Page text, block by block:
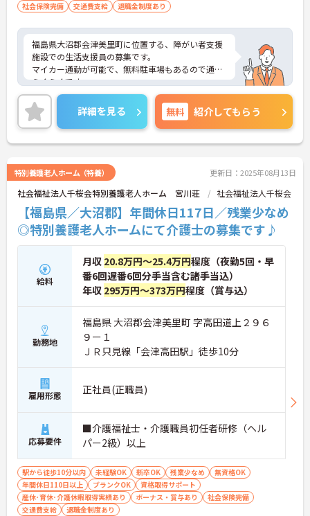
社会保険完備
交通費支給 退職金制度あり
福島県大沼郡会津美里町に位置する、障がい者支援
施設での生活支援員の募集です。
マイカー通勤が可能で、無料駐車場もあるので通勤
らくらくです。
また、資格や経験が不問なので、介護の経験がない
けど介護業界に興味のあるかたにもおすすめです。
ご興味のある方は、面接ポイントをお伝えしますの
でお気軽にご連絡ください。
詳細を見る 無料 紹介してもらう
特別養護老人ホーム（特養） 更新日：2025年08月13日
社会福祉法人千桜会特別養護老人ホーム 宮川荘 社会福祉法人千桜会
【福島県／大沼郡】年間休日117日／残業少なめ
◎特別養護老人ホームにて介護士の募集です♪
給料
月収 20.8万円～25.4万円程度（夜勤5回・早
番6回遅番6回分手当含む諸手当込）
年収 295万円～373万円程度（賞与込）
勤務地
福島県 大沼郡会津美里町 字高田道上２９６
９ー１
ＪＲ只見線「会津高田駅」徒歩10分
雇用形態 正社員(正職員)
応募要件
■介護福祉士・介護職員初任者研修（ヘル
パー2級）以上
駅から徒歩10分以内 未経験OK 新卒OK 残業少なめ
無資格OK
年間休日110日以上
ブランクOK
資格取得サポート
産休･育休･介護休暇取得実績あり
ボーナス・賞与あり
社会保険完備
交通費支給
退職金制度あり